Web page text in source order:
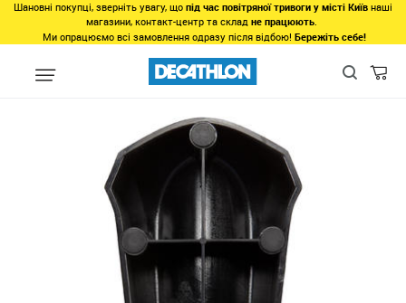
Шановні покупці, зверніть увагу, що під час повітряної тривоги у місті Київ наші
магазини, контакт-центр та склад не працюють.
Ми опрацюємо всі замовлення одразу після відбою! Бережіть себе!
Види спорту Тріатлон Екіпірування і одяг Велогонка